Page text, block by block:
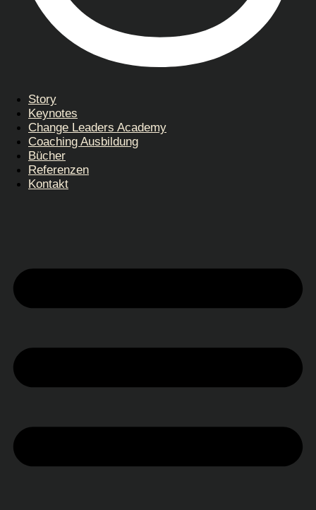
Story
Keynotes
Change Leaders Academy
Coaching Ausbildung
Bücher
Referenzen
Kontakt